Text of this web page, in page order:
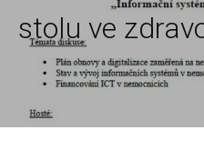
stolu ve